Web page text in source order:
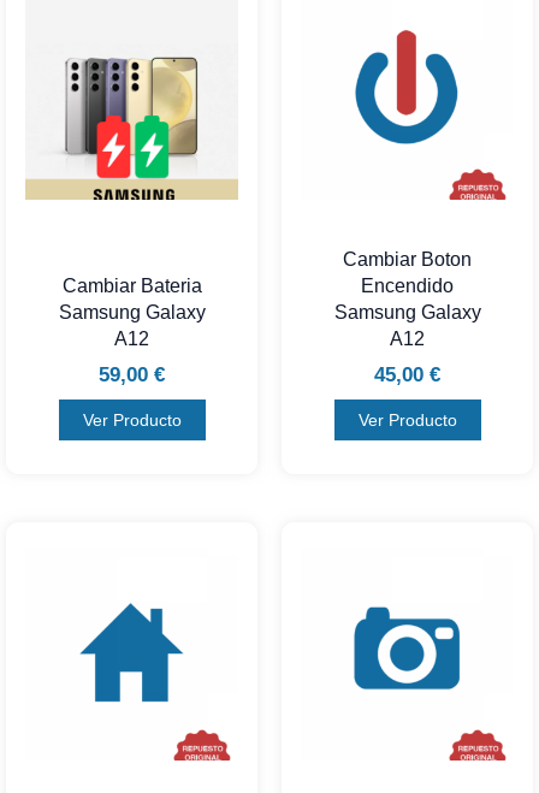
Cambiar Bateria
Samsung Galaxy
A12
59,00 €
Ver Producto
Cambiar Boton
Encendido
Samsung Galaxy
A12
45,00 €
Ver Producto